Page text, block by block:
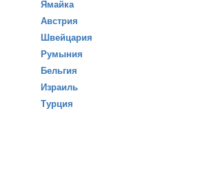
Ямайка
Австрия
Швейцария
Румыния
Бельгия
Израиль
Турция